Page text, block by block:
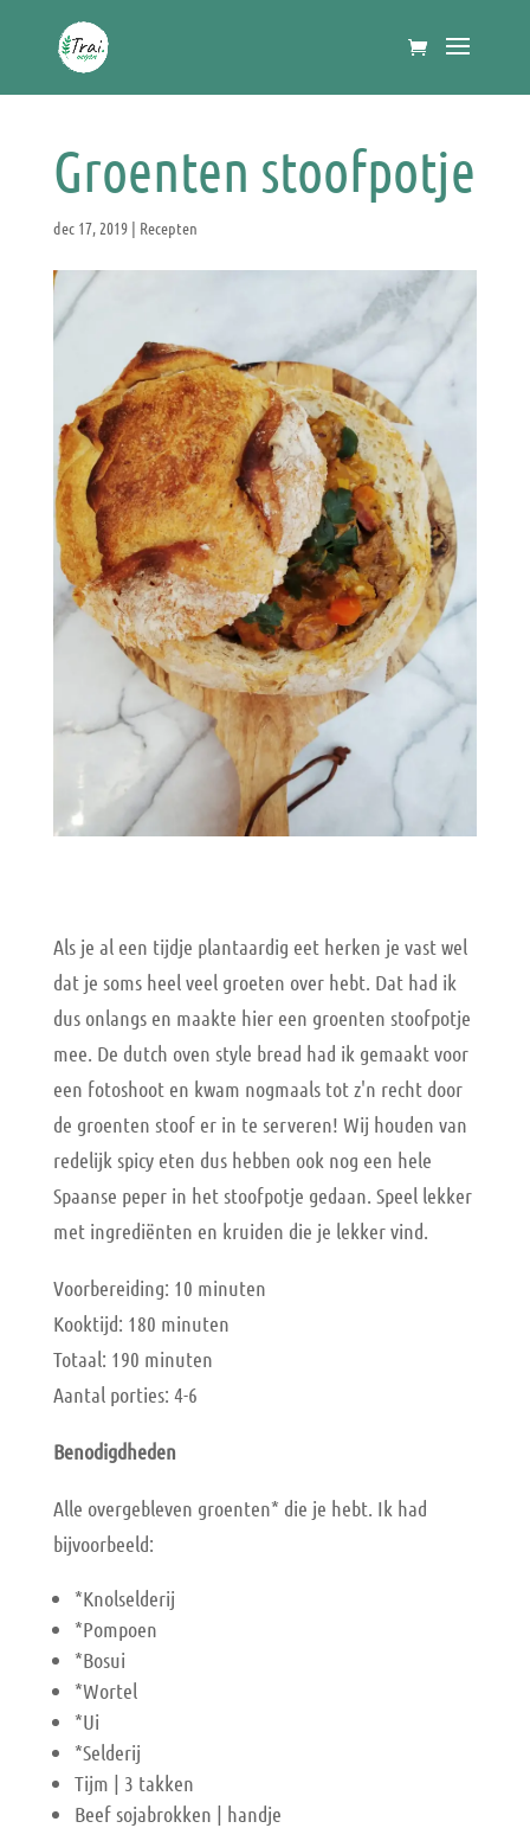
Groenten stoofpotje
dec 17, 2019| Recepten
Als je al een tijdje plantaardig eet herken je vast wel
dat je soms heel veel groeten over hebt. Dat had ik
dus onlangs en maakte hier een groenten stoofpotje
mee. De dutch oven style bread had ik gemaakt voor
een fotoshoot en kwam nogmaals tot z'n recht door
de groenten stoof er in te serveren! Wij houden van
redelijk spicy eten dus hebben ook nog een hele
Spaanse peper in het stoofpotje gedaan. Speel lekker
met ingrediënten en kruiden die je lekker vind.
Voorbereiding: 10 minuten
Kooktijd: 180 minuten
Totaal: 190 minuten
Aantal porties: 4-6
Benodigdheden
Alle overgebleven groenten* die je hebt. Ik had
bijvoorbeeld:
*Knolselderij
*Pompoen
*Bosui
*Wortel
*Ui
*Selderij
Tijm | 3 takken
Beef sojabrokken | handje